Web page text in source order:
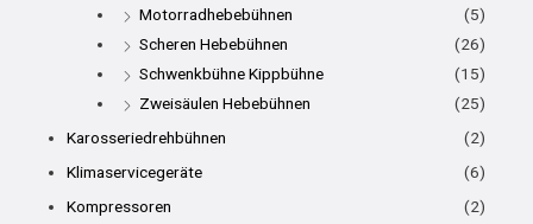
Motorradhebebühnen
(5)
Scheren Hebebühnen
(26)
Schwenkbühne Kippbühne
(15)
Zweisäulen Hebebühnen
(25)
Karosseriedrehbühnen
(2)
Klimaservicegeräte
(6)
Kompressoren
(2)